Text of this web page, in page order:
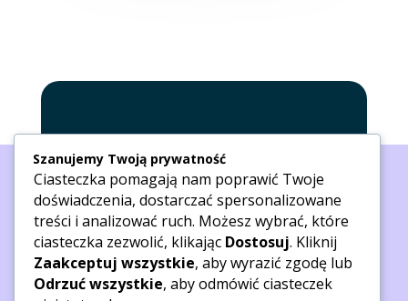
Wirtualna recepcja
Szanujemy Twoją prywatność
Ciasteczka pomagają nam poprawić Twoje
doświadczenia, dostarczać spersonalizowane
treści i analizować ruch. Możesz wybrać, które
ciasteczka zezwolić, klikając Dostosuj. Kliknij
Zaakceptuj wszystkie, aby wyrazić zgodę lub
Odrzuć wszystkie, aby odmówić ciasteczek